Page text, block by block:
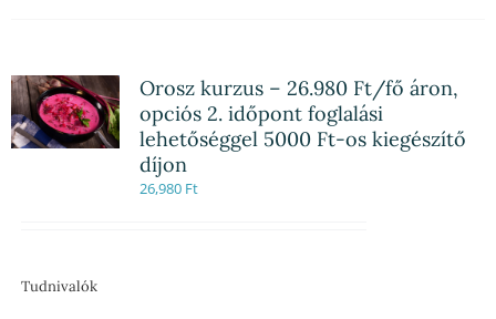
Orosz kurzus – 26.980 Ft/fő áron,
opciós 2. időpont foglalási
lehetőséggel 5000 Ft-os kiegészítő
díjon
26,980 Ft
Tudnivalók